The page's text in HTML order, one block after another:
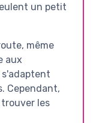
un petit
même
aux
s'adaptent
Cependant,
les